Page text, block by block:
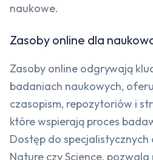
naukowe.
Zasoby online dla
Zasoby online odgrywają
badaniach naukowych,
czasopism, repozytoriów i
które wspierają proces
Dostęp do
Nature czy Science,